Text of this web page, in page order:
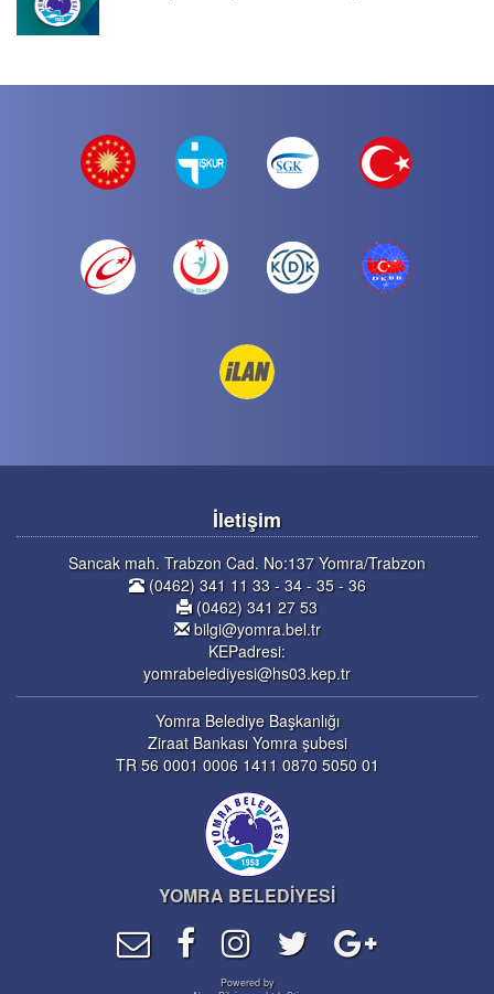
İletişim
Sancak mah. Trabzon Cad. No:137 Yomra/Trabzon
(0462) 341 11 33 - 34 - 35 - 36
(0462) 341 27 53
bilgi@yomra.bel.tr
KEPadresi:
yomrabelediyesi@hs03.kep.tr
Yomra Belediye Başkanlığı
Ziraat Bankası Yomra şubesi
TR 56 0001 0006 1411 0870 5050 01
YOMRA BELEDİYESİ
Powered by